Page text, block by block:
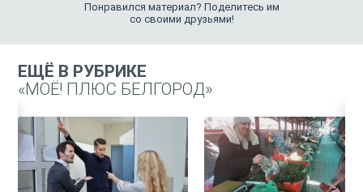
Понравился материал? Поделитесь им
со своими друзьями!
ЕЩЁ В РУБРИКЕ
«МОЁ! ПЛЮС БЕЛГОРОД»